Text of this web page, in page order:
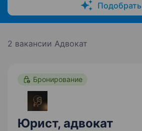
Подобрать
2 вакансии Адвокат
Бронирование
Юрист, адвокат